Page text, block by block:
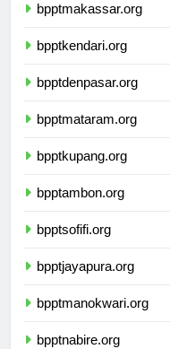
bpptmakassar.org
bpptkendari.org
bpptdenpasar.org
bpptmataram.org
bpptkupang.org
bpptambon.org
bpptsofifi.org
bpptjayapura.org
bpptmanokwari.org
bpptnabire.org